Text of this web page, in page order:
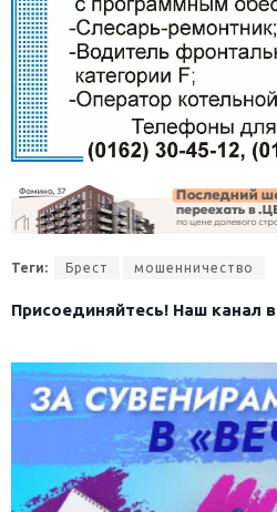
Теги: Брест мошенничество
Присоединяйтесь! Наш канал в